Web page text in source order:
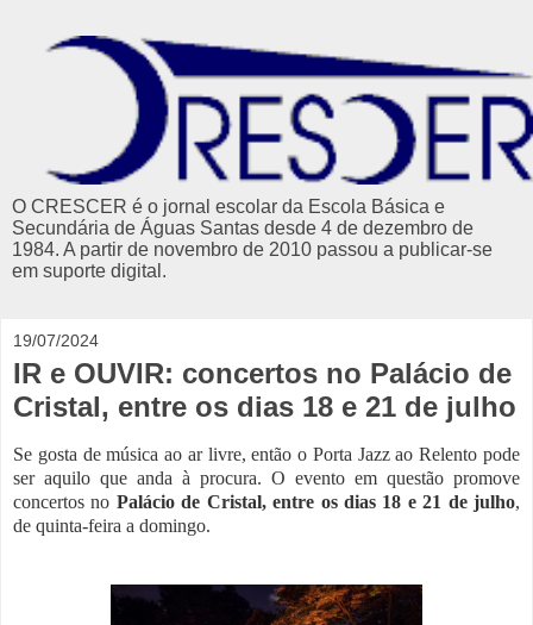
O CRESCER é o jornal escolar da Escola Básica e
Secundária de Águas Santas desde 4 de dezembro de
1984. A partir de novembro de 2010 passou a publicar-se
em suporte digital.
19/07/2024
IR e OUVIR: concertos no Palácio de
Cristal, entre os dias 18 e 21 de julho
Se gosta de música ao ar livre, então o Porta Jazz ao Relento pode
ser aquilo que anda à procura. O evento em questão promove
concertos no Palácio de Cristal, entre os dias 18 e 21 de julho,
de quinta-feira a domingo.